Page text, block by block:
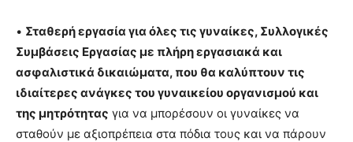
• Σταθερή εργασία για όλες τις γυναίκες, Συλλογικές
Συμβάσεις Εργασίας με πλήρη εργασιακά και
ασφαλιστικά δικαιώματα, που θα καλύπτουν τις
ιδιαίτερες ανάγκες του γυναικείου οργανισμού και
της μητρότητας για να μπορέσουν οι γυναίκες να
σταθούν με αξιοπρέπεια στα πόδια τους και να πάρουν